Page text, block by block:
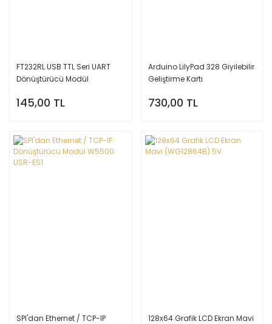
FT232RL USB TTL Seri UART
Dönüştürücü Modül
145,00 TL
Arduino LilyPad 328 Giyilebilir
Geliştirme Kartı
730,00 TL
SPI'dan Ethernet / TCP-IP
128x64 Grafik LCD Ekran Mavi